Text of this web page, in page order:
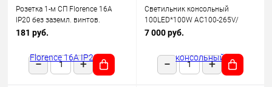
Розетка 1-м СП Florence 16А
IP20 без заземл. винтов.
клеммы механизм беж.
181 руб.
Светильник консольный
100LED*100W AC100-265V/
50Hz, SP2924 цвет серый (IP65),
7 000 руб.